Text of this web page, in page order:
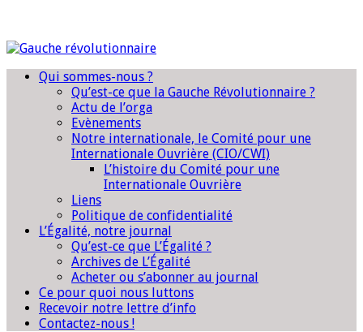
Qui sommes-nous ?
Qu’est-ce que la Gauche Révolutionnaire ?
Actu de l’orga
Evènements
Notre internationale, le Comité pour une
Internationale Ouvrière (CIO/CWI)
L’histoire du Comité pour une
Internationale Ouvrière
Liens
Politique de confidentialité
L’Égalité, notre journal
Qu’est-ce que L’Égalité ?
Archives de L’Égalité
Acheter ou s’abonner au journal
Ce pour quoi nous luttons
Recevoir notre lettre d’info
Contactez-nous !